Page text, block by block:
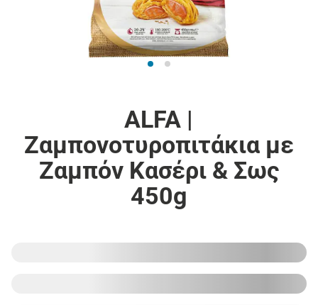
ALFA |
Ζαμπονοτυροπιτάκια με
Ζαμπόν Κασέρι & Σως
450g